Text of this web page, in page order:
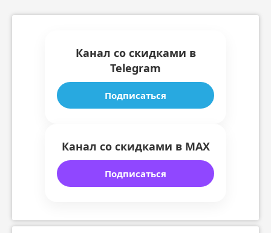
Канал со скидками в
Telegram
Подписаться
Канал со скидками в MAX
Подписаться